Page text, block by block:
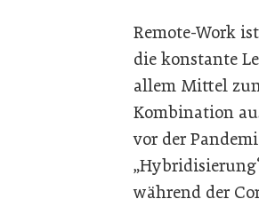
Remote-Work
die konstante
allem Mittel
Kombination
vor der
während der